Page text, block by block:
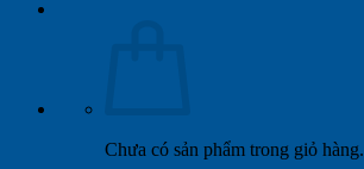
Chưa có sản phẩm trong giỏ hàng.